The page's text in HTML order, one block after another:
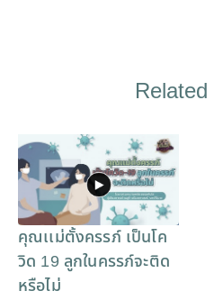
คุณเเม่ตั้งครรภ์ เป็นโค
วิด 19 ลูกในครรภ์จะติด
หรือไม่